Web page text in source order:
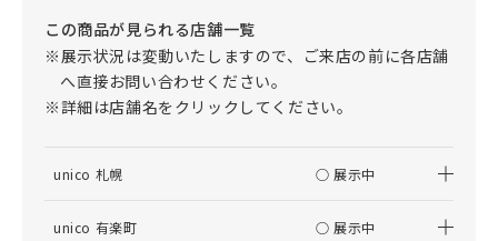
この商品が見られる店舗一覧
※展示状況は変動いたしますので、ご来店の前に各店舗
へ直接お問い合わせください。
※詳細は店舗名をクリックしてください。
unico 札幌 ○ 展示中
unico 有楽町 ○ 展示中